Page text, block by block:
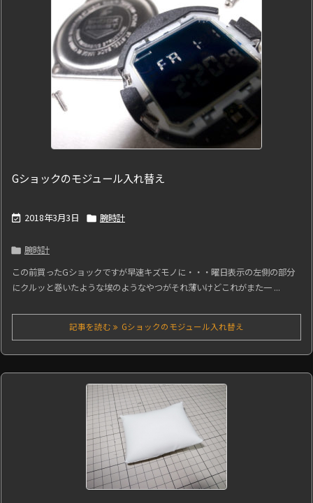
Gショックのモジュール入れ替え
 2018年3月3日  腕時計
 腕時計
この前買ったGショックですが早速キズモノに・・・曜日表示の左側の部分
にクルッと巻いたような埃のようなやつがそれ薄いけどこれがまた一 ...
記事を読む Gショックのモジュール入れ替え